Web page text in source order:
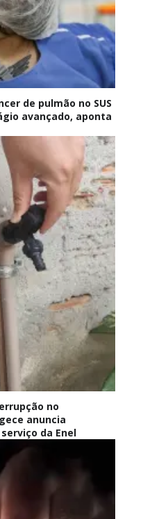
de pulmão no SUS
avançado, aponta
no
anuncia
da Enel